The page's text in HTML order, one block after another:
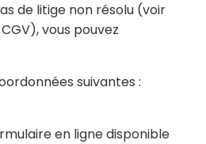
de litige non résolu (voir
vous pouvez
suivantes :
en ligne disponible